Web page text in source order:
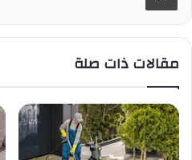
مقالات ذات صلة